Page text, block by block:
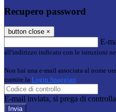
Recupero password
button close ×
E-
all'indirizzo indicato con le istruzioni
Non hai una e-mail associata al nome
tramite la Login Spaggiari
E-mail inviata, si prega di